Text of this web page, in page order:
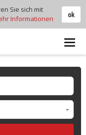
ok
Sie sich mit
Informationen